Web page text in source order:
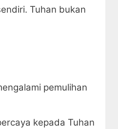
Tuhan bukan
pemulihan
kepada Tuhan